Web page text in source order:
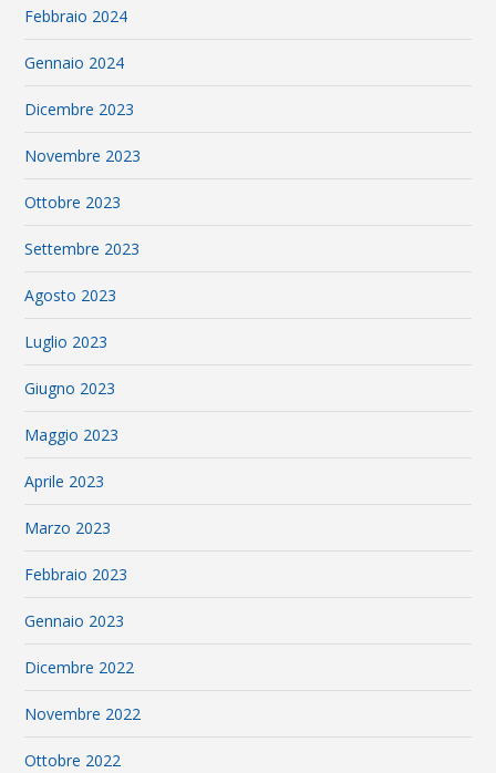
Febbraio 2024
Gennaio 2024
Dicembre 2023
Novembre 2023
Ottobre 2023
Settembre 2023
Agosto 2023
Luglio 2023
Giugno 2023
Maggio 2023
Aprile 2023
Marzo 2023
Febbraio 2023
Gennaio 2023
Dicembre 2022
Novembre 2022
Ottobre 2022